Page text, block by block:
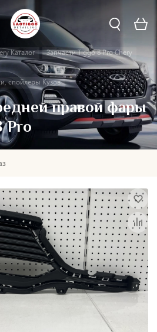
Каталог
Запчасти Tiggo 8 Pro Chery
спойлеры Кузов
правой фары
Pro